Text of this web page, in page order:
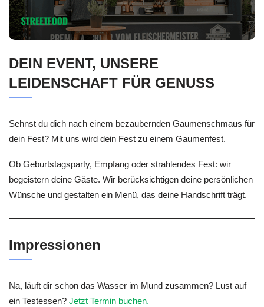
DEIN EVENT, UNSERE
LEIDENSCHAFT FÜR GENUSS
Sehnst du dich nach einem bezaubernden Gaumenschmaus für
dein Fest? Mit uns wird dein Fest zu einem Gaumenfest.
Ob Geburtstagsparty, Empfang oder strahlendes Fest: wir
begeistern deine Gäste. Wir berücksichtigen deine persönlichen
Wünsche und gestalten ein Menü, das deine Handschrift trägt.
Impressionen
Na, läuft dir schon das Wasser im Mund zusammen? Lust auf
ein Testessen? Jetzt Termin buchen.